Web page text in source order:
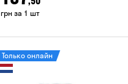
грн за 1 шт
Только онлайн